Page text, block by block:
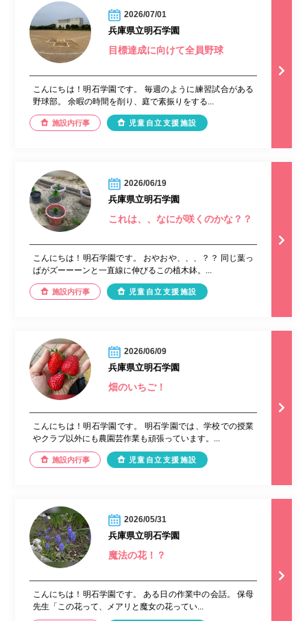
2026/07/01
兵庫県立明石学園
目標達成に向けて全員野球
こんにちは！明石学園です。 毎週のように練習試合がある
野球部。 余暇の時間を削り、庭で素振りをする...
施設内行事 児童自立支援施設
2026/06/19
兵庫県立明石学園
これは、、なにが咲くのかな？？
こんにちは！明石学園です。 おやおや、、、？？ 同じ葉っ
ぱがズーーーンと一直線に伸びるこの植木鉢。...
施設内行事 児童自立支援施設
2026/06/09
兵庫県立明石学園
畑のいちご！
こんにちは！明石学園です。 明石学園では、学校での授業
やクラブ以外にも農園芸作業も頑張っています。...
施設内行事 児童自立支援施設
2026/05/31
兵庫県立明石学園
魔法の花！？
こんにちは！明石学園です。 ある日の作業中の会話。 保母
先生「この花って、メアリと魔女の花ってい...